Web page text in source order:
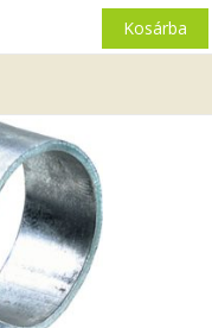
Kosárba